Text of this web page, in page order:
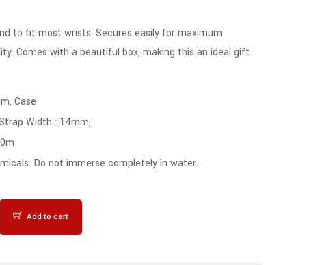
to fit most wrists. Secures easily for maximum
Comes with a beautiful box, making this an ideal gift
Case
Width : 14mm,
Do not immerse completely in water.
Add to cart